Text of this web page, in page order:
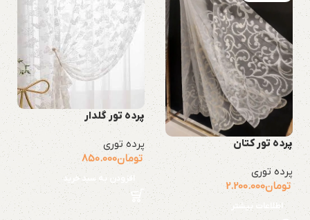
پرده تور کتان
پرده توری
تومان2.200.000
اطلاعات بیشتر
پرده تور گلدار
پرده توری
تومان850.000
افزودن به سبد خرید